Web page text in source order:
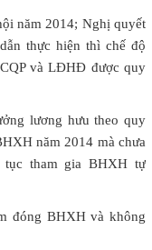
năm 2014; Nghị quyết
thực hiện thì chế độ
và LĐHĐ được quy
lương hưu theo quy
năm 2014 mà chưa
tham gia BHXH tự
đóng BHXH và không